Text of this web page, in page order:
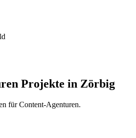
Projekte in Zörbig
für Content-Agenturen.